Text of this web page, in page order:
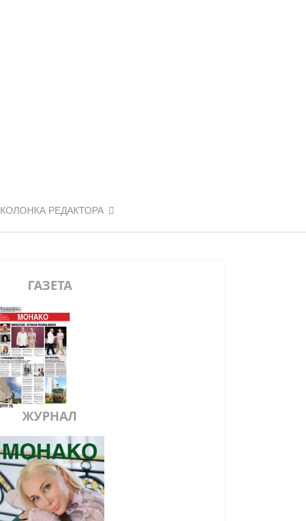
КОЛОНКА РЕДАКТОРА
ГАЗЕТА
ЖУРНАЛ